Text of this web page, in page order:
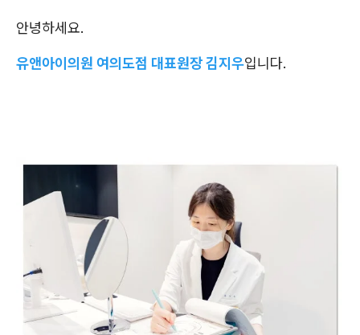
안녕하세요.
유앤아이의원 여의도점 대표원장 김지우입니다.